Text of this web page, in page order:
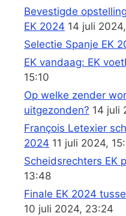
Bevestigde
EK 2024 14 juli
Selectie Spanje EK
EK vandaag: EK
15:10
Op welke zender
uitgezonden? 14 juli
François Letexier
2024 11 juli 2024,
Scheidsrechters EK
13:48
Finale EK 2024
10 juli 2024, 23:24